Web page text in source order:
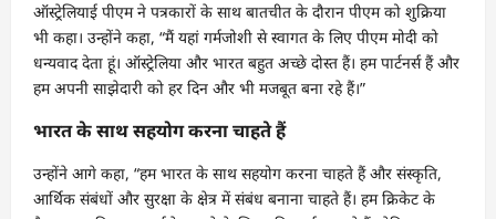
ऑस्ट्रेलियाई पीएम ने पत्रकारों के साथ बातचीत के दौरान पीएम को शुक्रिया
भी कहा। उन्होंने कहा, “मैं यहां गर्मजोशी से स्वागत के लिए पीएम मोदी को
धन्यवाद देता हूं। ऑस्ट्रेलिया और भारत बहुत अच्छे दोस्त हैं। हम पार्टनर्स हैं और
हम अपनी साझेदारी को हर दिन और भी मजबूत बना रहे हैं।”
भारत के साथ सहयोग करना चाहते हैं
उन्होंने आगे कहा, “हम भारत के साथ सहयोग करना चाहते हैं और संस्कृति,
आर्थिक संबंधों और सुरक्षा के क्षेत्र में संबंध बनाना चाहते हैं। हम क्रिकेट के